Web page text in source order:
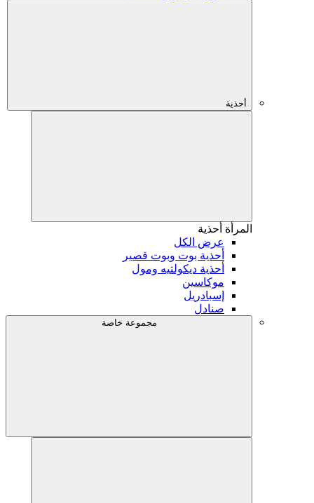
أحذية
المرأة أحذية
عرض الكل
أحذية بوت وبوت قصير
أحذية ديكولتيه ومول
موكاسين
إسبادريل
صنادل
مجموعة خاصة